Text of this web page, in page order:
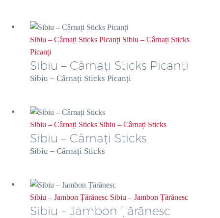
Sibiu – Cârnați Sticks Picanți Sibiu – Cârnați Sticks
Picanți
Sibiu – Cârnați Sticks Picanți
Sibiu – Cârnați Sticks Picanți
Sibiu – Cârnați Sticks Sibiu – Cârnați Sticks
Sibiu – Cârnați Sticks
Sibiu – Cârnați Sticks
Sibiu – Jambon Țărănesc Sibiu – Jambon Țărănesc
Sibiu – Jambon Țărănesc